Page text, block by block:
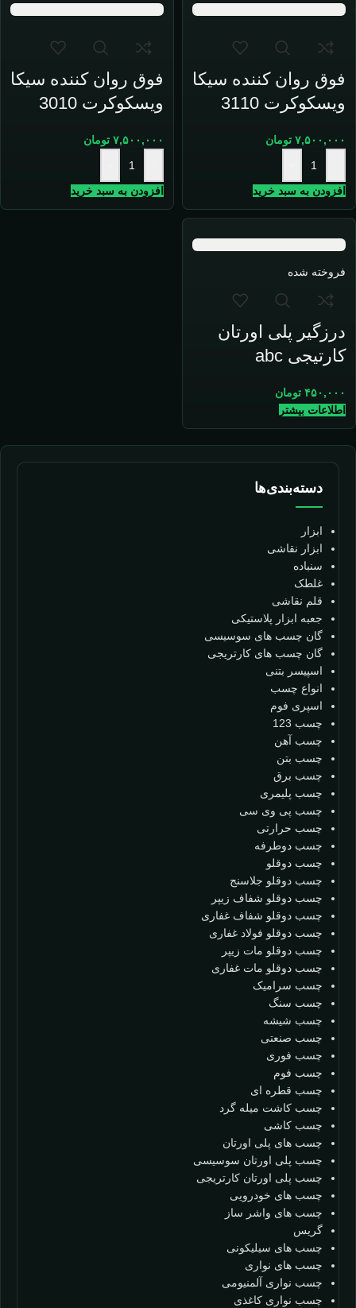
دسته‌بندی‌ها
ابزار
ابزار نقاشی
سنباده
غلطک
قلم نقاشی
جعبه ابزار پلاستیکی
گان چسب های سوسیسی
گان چسب های کارتریجی
اسپیسر بتنی
انواع چسب
اسپری فوم
چسب 123
چسب آهن
چسب بتن
چسب برق
چسب پلیمری
چسب پی وی سی
چسب حرارتی
چسب دوطرفه
چسب دوقلو
چسب دوقلو جلاسنج
چسب دوقلو شفاف زیپر
چسب دوقلو شفاف غفاری
چسب دوقلو فولاد غفاری
چسب دوقلو مات زیپر
چسب دوقلو مات غفاری
چسب سرامیک
چسب سنگ
چسب شیشه
چسب صنعتی
چسب فوری
چسب فوم
چسب قطره ای
چسب کاشت میله گرد
چسب کاشی
چسب های پلی اورتان
چسب پلی اورتان سوسیسی
چسب پلی اورتان کارتریجی
چسب های خودرویی
چسب های واشر ساز
گریس
چسب های سیلیکونی
چسب های نواری
چسب نواری آلمنیومی
چسب نواری کاغذی
فوق روان کننده سیکا
ویسکوکرت 3110
۷,۵۰۰,۰۰۰ تومان
افزودن به سبد خرید
فوق روان کننده سیکا
ویسکوکرت 3010
۷,۵۰۰,۰۰۰ تومان
افزودن به سبد خرید
فروخته شده
درزگیر پلی اورتان
کارتیجی abc
۴۵۰,۰۰۰ تومان
اطلاعات بیشتر